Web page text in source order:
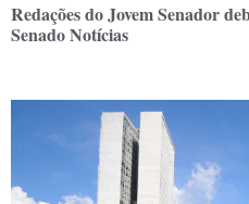
Redações do Jovem Senador
Senado Notícias